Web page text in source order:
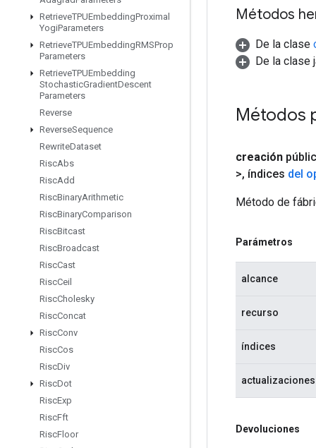
RetrieveTPUEmbeddingProximal
YogiParameters
RetrieveTPUEmbeddingRMSProp
Parameters
RetrieveTPUEmbedding
StochasticGradientDescent
Parameters
Reverse
ReverseSequence
RewriteDataset
RiscAbs
RiscAdd
RiscBinaryArithmetic
RiscBinaryComparison
RiscBitcast
RiscBroadcast
RiscCast
RiscCeil
RiscCholesky
RiscConcat
RiscConv
RiscCos
RiscDiv
RiscDot
RiscExp
RiscFft
RiscFloor
Métodos
De la clase
De la clase
Métodos
creación
>, índices del
Método de
Parámetros
alcance
recurso
índices
actualizaciones
Devoluciones